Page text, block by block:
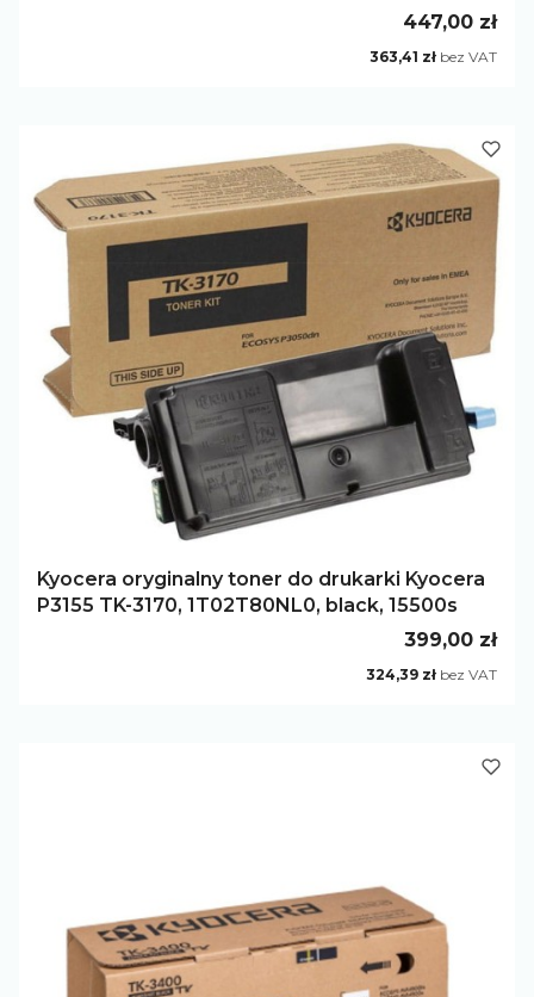
Cena
447,00 zł
Cena
363,41 zł bez VAT
Kyocera oryginalny toner do drukarki Kyocera
P3155 TK-3170, 1T02T80NL0, black, 15500s
Cena
399,00 zł
Cena
324,39 zł bez VAT